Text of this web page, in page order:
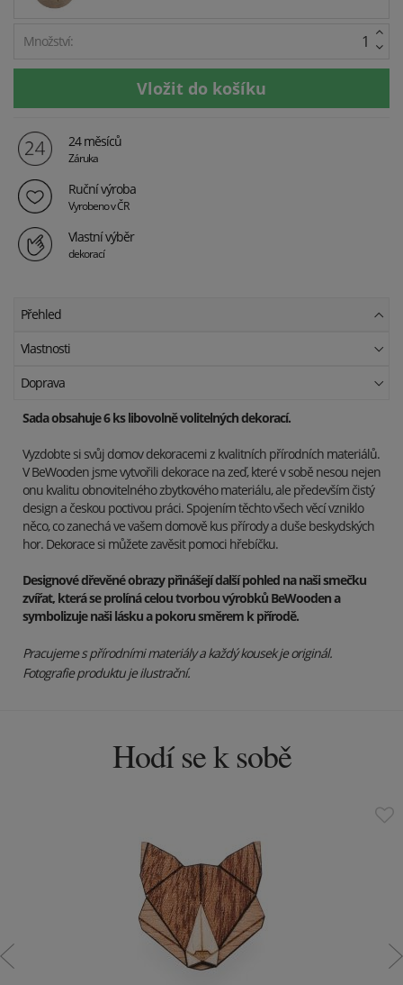
Množství:
24 měsíců
Záruka
Ruční výroba
Vyrobeno v ČR
Vlastní výběr
dekorací
Přehled
Vlastnosti
Doprava
Sada obsahuje 6 ks libovolně volitelných dekorací.
Vyzdobte si svůj domov dekoracemi z kvalitních přírodních materiálů.
V BeWooden jsme vytvořili dekorace na zeď, které v sobě nesou nejen
onu kvalitu obnovitelného zbytkového materiálu, ale především čistý
design a českou poctivou práci. Spojením těchto všech věcí vzniklo
něco, co zanechá ve vašem domově kus přírody a duše beskydských
hor. Dekorace si můžete zavěsit pomoci hřebíčku.
Designové dřevěné obrazy přinášejí další pohled na naši smečku
zvířat, která se prolíná celou tvorbou výrobků BeWooden a
symbolizuje naši lásku a pokoru směrem k přírodě.
Pracujeme s přírodními materiály a každý kousek je originál.
Fotografie produktu je ilustrační.
Hodí se k sobě